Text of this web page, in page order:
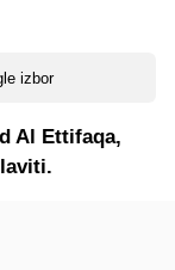
izbor
Al Ettifaqa,